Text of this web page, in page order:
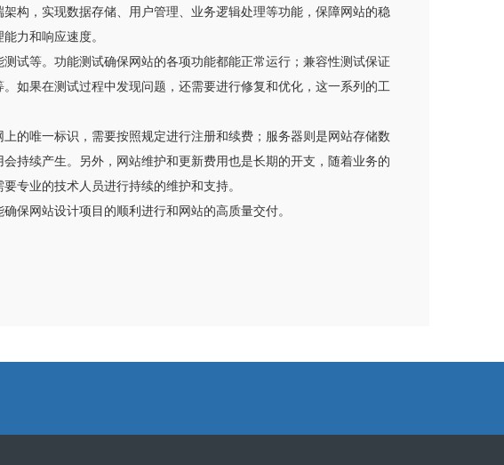
构，实现数据存储、用户管理、业务逻辑处理等功能，保障网站的稳
力和响应速度。
试等。功能测试确保网站的各项功能都能正常运行；兼容性测试保证
如果在测试过程中发现问题，还需要进行修复和优化，这一系列的工
的唯一标识，需要按照规定进行注册和续费；服务器则是网站存储数
持续产生。另外，网站维护和更新费用也是长期的开支，随着业务的
专业的技术人员进行持续的维护和支持。
保网站设计项目的顺利进行和网站的高质量交付。